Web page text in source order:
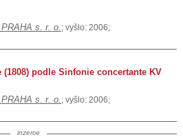
s. r. o. ; vyšlo: 2006;
(1808) podle Sinfonie concertante KV
s. r. o. ; vyšlo: 2006;
inzerce